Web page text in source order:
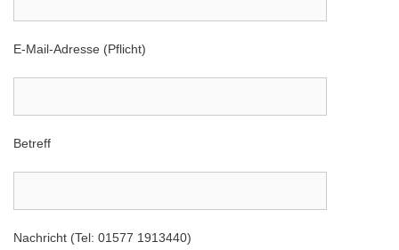
E-Mail-Adresse (Pflicht)
Betreff
Nachricht (Tel: 01577 1913440)